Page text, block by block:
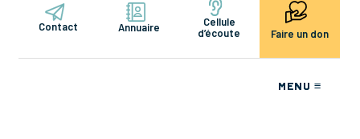
Contact Annuaire
Cellule
d’écoute
Faire un don